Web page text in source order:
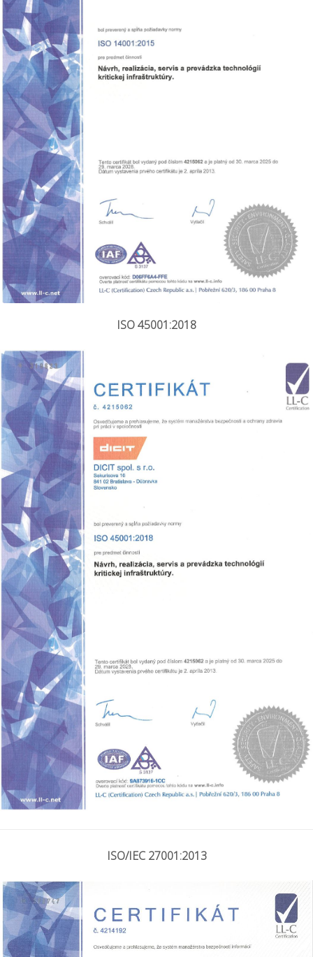
ISO 45001:2018
ISO/IEC 27001:2013